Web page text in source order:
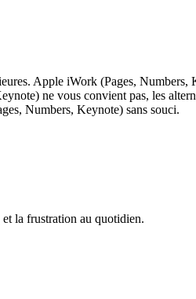
Apple iWork (Pages, Numbers,
ne vous convient pas, les
Numbers, Keynote) sans souci.
la frustration au quotidien.